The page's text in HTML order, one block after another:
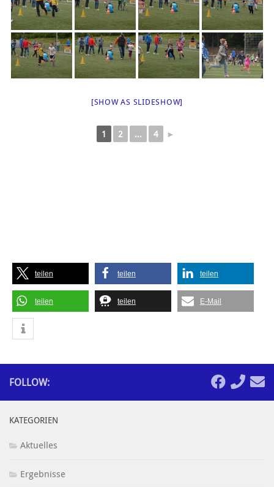
[SHOW AS SLIDESHOW]
1 2 ... 4 ►
teilen teilen teilen
teilen teilen E-Mail
FOLLOW:
KATEGORIEN
Aktuelles
Ergebnisse